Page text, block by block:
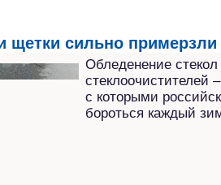
щетки сильно примерзли
Обледенение
стеклоочистителей
с которыми
бороться каждый